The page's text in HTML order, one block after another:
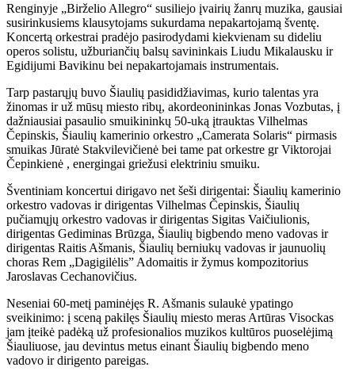
Renginyje „Birželio Allegro“ susiliejo įvairių žanrų muzika, gausiai
susirinkusiems klausytojams sukurdama nepakartojamą šventę.
Koncertą orkestrai pradėjo pasirodydami kiekvienam su dideliu
operos solistu, užburiančių balsų savininkais Liudu Mikalausku ir
Egidijumi Bavikinu bei nepakartojamais instrumentais.
Tarp pastarųjų buvo Šiaulių pasididžiavimas, kurio talentas yra
žinomas ir už mūsų miesto ribų, akordeonininkas Jonas Vozbutas, į
dažniausiai pasaulio smuikininkų 50-uką įtrauktas Vilhelmas
Čepinskis, Šiaulių kamerinio orkestro „Camerata Solaris“ pirmasis
smuikas Jūratė Stakvilevičienė bei tame pat orkestre gr Viktorojai
Čepinkienė , energingai griežusi elektriniu smuiku.
Šventiniam koncertui dirigavo net šeši dirigentai: Šiaulių kamerinio
orkestro vadovas ir dirigentas Vilhelmas Čepinskis, Šiaulių
pučiamųjų orkestro vadovas ir dirigentas Sigitas Vaičiulionis,
dirigentas Gediminas Brūzga, Šiaulių bigbendo meno vadovas ir
dirigentas Raitis Ašmanis, Šiaulių berniukų vadovas ir jaunuolių
choras Rem „Dagigilėlis” Adomaitis ir žymus kompozitorius
Jaroslavas Cechanovičius.
Neseniai 60-metį paminėjęs R. Ašmanis sulaukė ypatingo
sveikinimo: į sceną pakilęs Šiaulių miesto meras Artūras Visockas
jam įteikė padėką už profesionalios muzikos kultūros puoselėjimą
Šiauliuose, jau devintus metus einant Šiaulių bigbendo meno
vadovo ir dirigento pareigas.